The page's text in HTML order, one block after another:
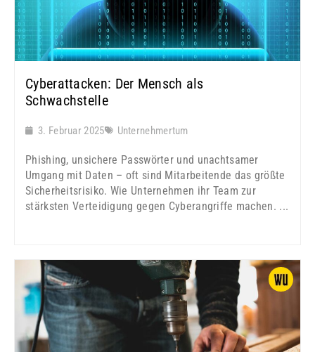
Cyberattacken: Der Mensch als
Schwachstelle
3. Februar 2025 Unternehmertum
Phishing, unsichere Passwörter und unachtsamer
Umgang mit Daten – oft sind Mitarbeitende das größte
Sicherheitsrisiko. Wie Unternehmen ihr Team zur
stärksten Verteidigung gegen Cyberangriffe machen. ...